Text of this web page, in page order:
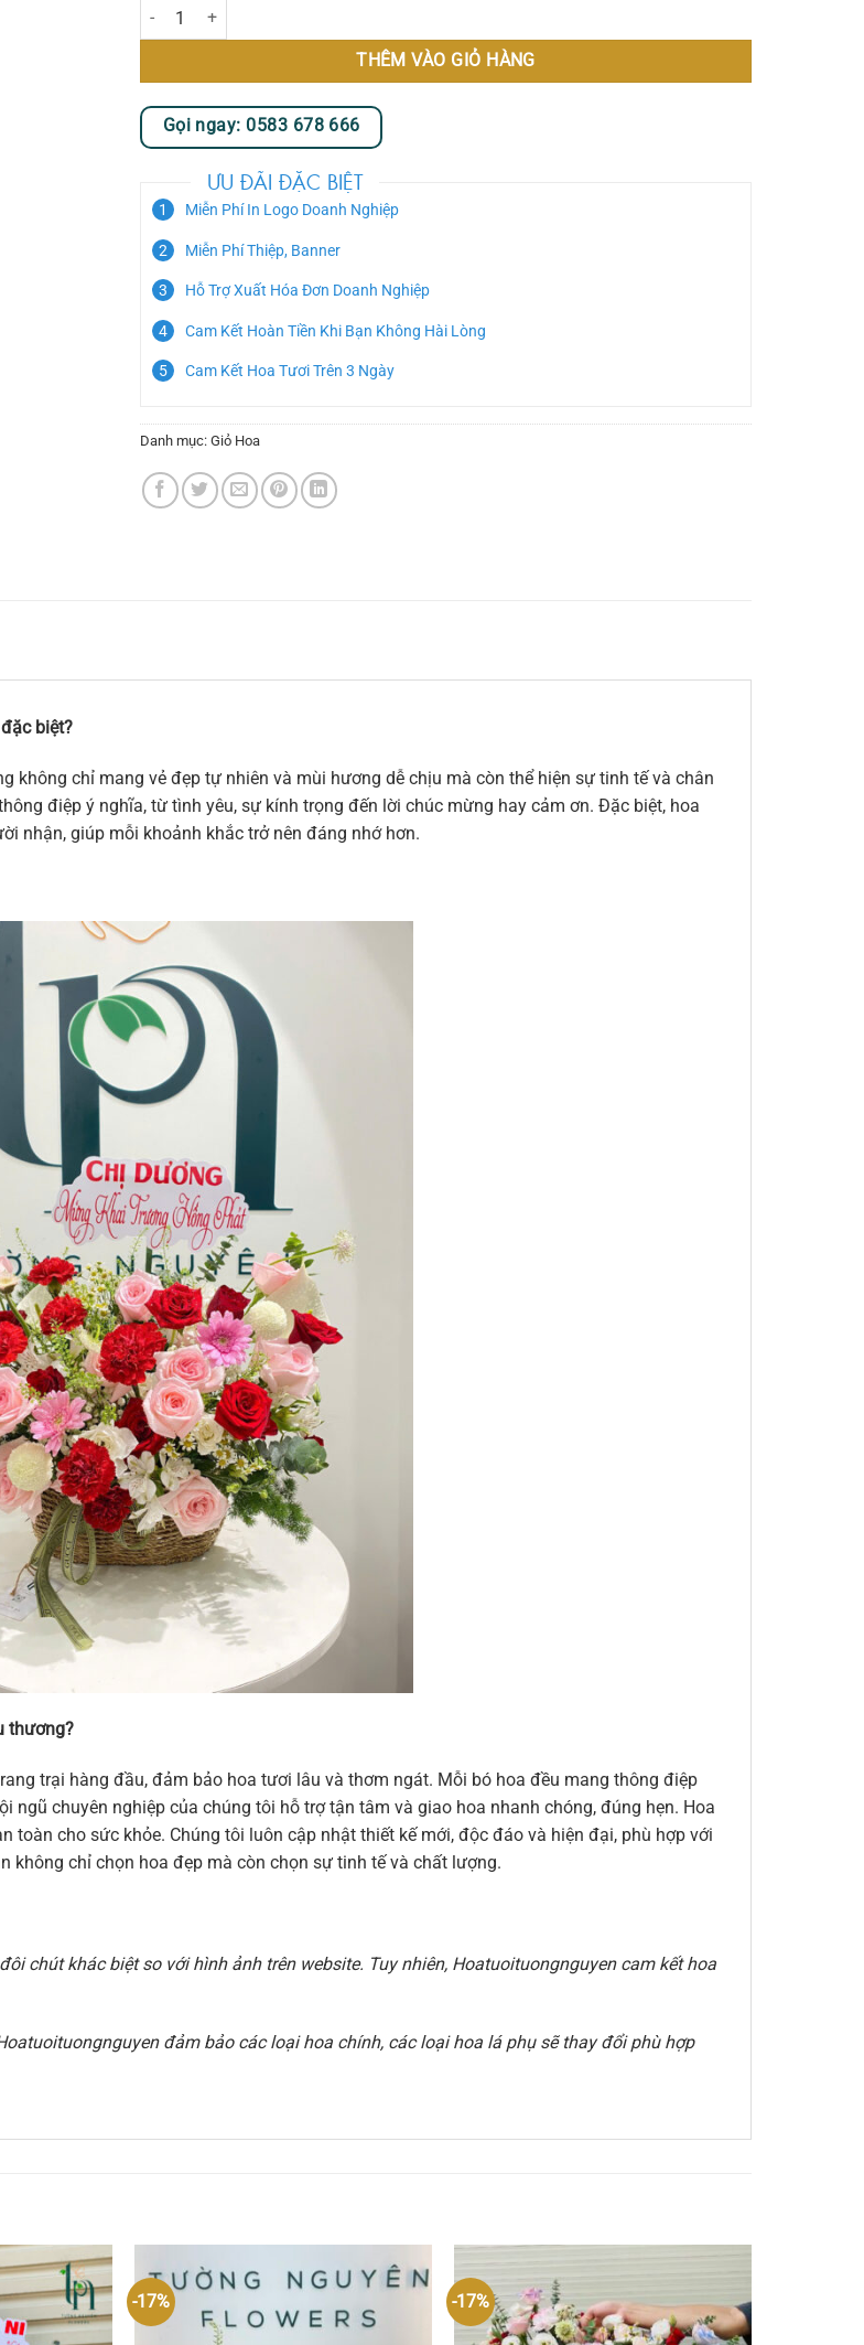
Dream Big số lượng
THÊM VÀO GIỎ HÀNG
Gọi ngay: 0583 678 666
ƯU ĐÃI ĐẶC BIỆT
Miễn Phí In Logo Doanh Nghiệp
Miễn Phí Thiệp, Banner
Hỗ Trợ Xuất Hóa Đơn Doanh Nghiệp
Cam Kết Hoàn Tiền Khi Bạn Không Hài Lòng
Cam Kết Hoa Tươi Trên 3 Ngày
Danh mục: Giỏ Hoa
biệt?
không chỉ mang vẻ đẹp tự nhiên và mùi hương dễ chịu mà còn thể hiện sự tinh tế và chân
điệp ý nghĩa, từ tình yêu, sự kính trọng đến lời chúc mừng hay cảm ơn. Đặc biệt, hoa
nhận, giúp mỗi khoảnh khắc trở nên đáng nhớ hơn.
thương?
trại hàng đầu, đảm bảo hoa tươi lâu và thơm ngát. Mỗi bó hoa đều mang thông điệp
chuyên nghiệp của chúng tôi hỗ trợ tận tâm và giao hoa nhanh chóng, đúng hẹn. Hoa
toàn cho sức khỏe. Chúng tôi luôn cập nhật thiết kế mới, độc đáo và hiện đại, phù hợp với
không chỉ chọn hoa đẹp mà còn chọn sự tinh tế và chất lượng.
chút khác biệt so với hình ảnh trên website. Tuy nhiên, Hoatuoituongnguyen cam kết hoa
đảm bảo các loại hoa chính, các loại hoa lá phụ sẽ thay đổi phù hợp
-17% -17%